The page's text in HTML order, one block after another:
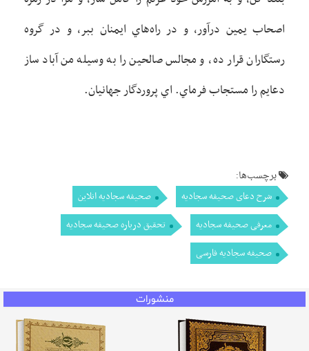
اصحاب يمين درآور، و در راه‌هاي ايمنان ببر، و در گروه
رستگاران قرار ده، و مجالس صالحين را به وسيله من آباد ساز
دعايم را مستجاب فرماي. اي پروردگار جهانيان.
برچسب‌ها:
شرح دعای صحیفه سجادیه
صحیفه سجادیه انلاین
معرفی صحیفه سجادیه
تحقیق درباره صحیفه سجادیه
صحیفه سجادیه فارسی
منشورات